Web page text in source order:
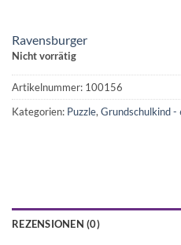
Ravensburger
Nicht vorrätig
Artikelnummer: 100156
Kategorien: Puzzle, Grundschulkind -
REZENSIONEN (0)